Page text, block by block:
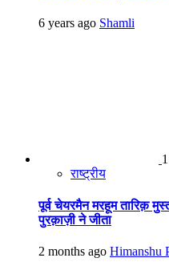
6 years ago Shamli
राष्ट्रीय
पूर्व चेयरमैन मरहूम तारिक़
पुरक़ाज़ी ने जीता
2 months ago Himanshu